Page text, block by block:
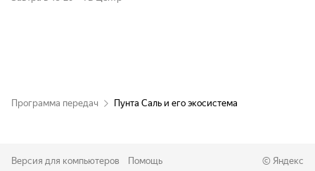
Программа передач Пунта Саль и его экосистема
Версия для компьютеров Помощь © Яндекс